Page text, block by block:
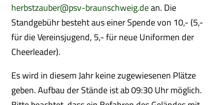
herbstzauber@psv-braunschweig.dean. Die
Standgebühr besteht aus einer Spende von 10,- (5,-
für die Vereinsjugend, 5,- für neue Uniformen der
Cheerleader).
Es wird in diesem Jahr keine zugewiesenen Plätze
geben. Aufbau der Stände ist ab 09:30 Uhr möglich.